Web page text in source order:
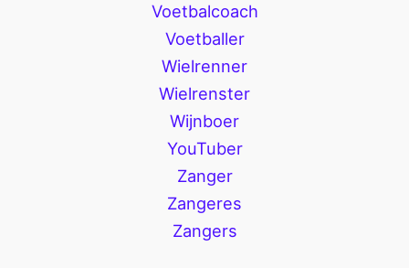
Voetbalcoach
Voetballer
Wielrenner
Wielrenster
Wijnboer
YouTuber
Zanger
Zangeres
Zangers